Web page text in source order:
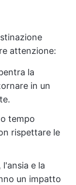
attenzione:
la
in un
tempo
rispettare le
l'ansia e la
un impatto